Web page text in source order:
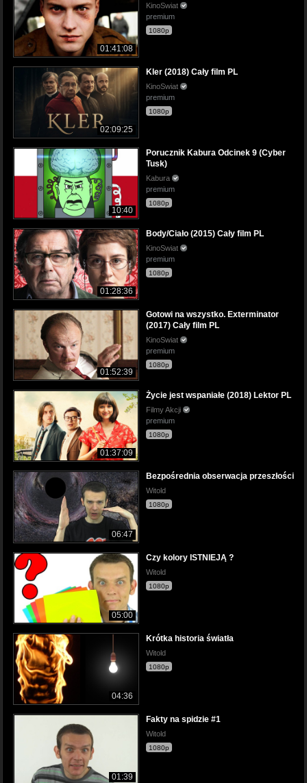
01:41:08
KinoSwiat
premium
1080p
02:09:25
Kler (2018) Cały film PL
KinoSwiat
premium
1080p
10:40
Porucznik Kabura Odcinek 9 (Cyber
Tusk)
Kabura
premium
1080p
01:28:36
Body/Ciało (2015) Cały film PL
KinoSwiat
premium
1080p
01:52:39
Gotowi na wszystko. Exterminator
(2017) Cały film PL
KinoSwiat
premium
1080p
01:37:09
Życie jest wspaniałe (2018) Lektor PL
Filmy Akcji
premium
1080p
06:47
Bezpośrednia obserwacja przeszłości
Witold
1080p
05:00
Czy kolory ISTNIEJĄ ?
Witold
1080p
04:36
Krótka historia światła
Witold
1080p
01:39
Fakty na spidzie #1
Witold
1080p